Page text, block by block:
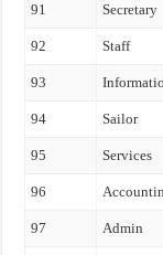
91 Secretary
92 Staff
93
94 Sailor
95 Services
96
97 Admin